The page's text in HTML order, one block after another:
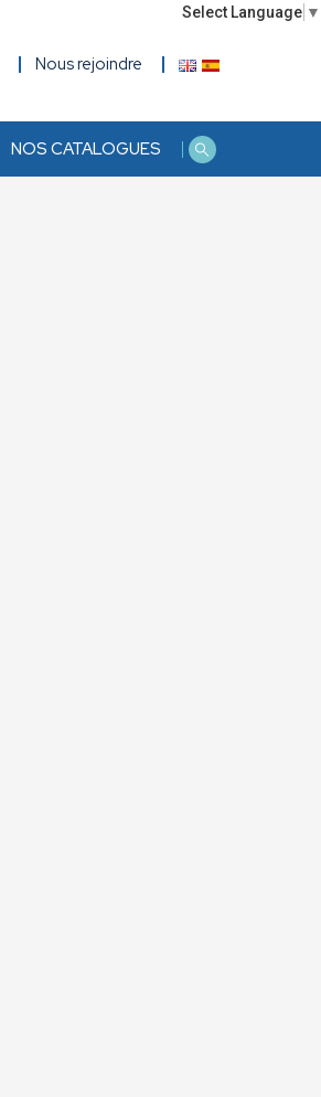
Select Language ▼
Nous rejoindre
NOS CATALOGUES